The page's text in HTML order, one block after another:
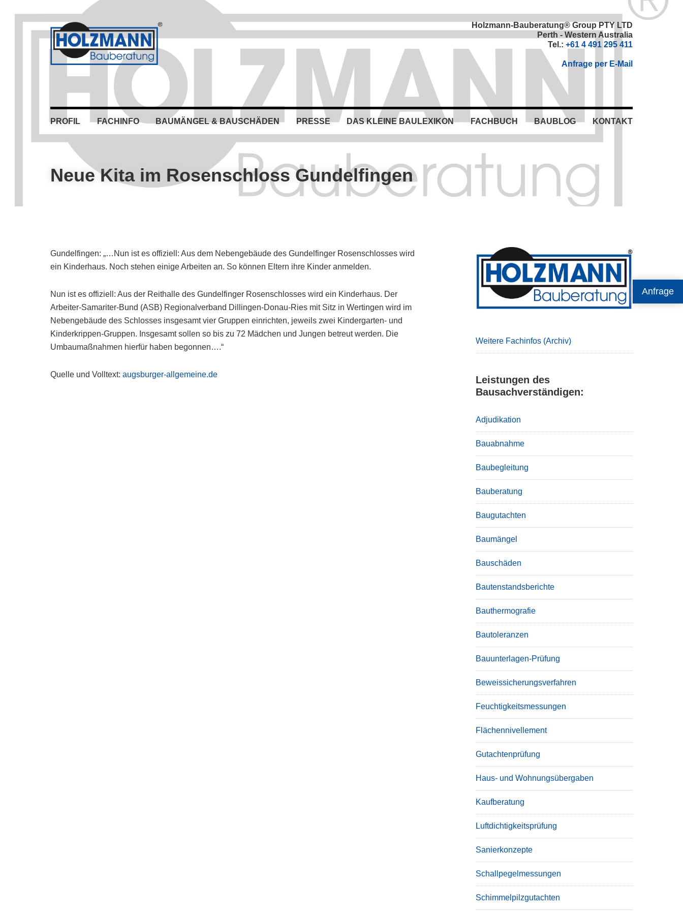
Anfrage
Holzmann-Bauberatung® Group PTY LTD
Perth - Western Australia
Tel.: +61 4 491 295 411
Anfrage per E-Mail
PROFIL FACHINFO BAUMÄNGEL & BAUSCHÄDEN PRESSE DAS KLEINE BAULEXIKON FACHBUCH BAUBLOG KONTAKT
Neue Kita im Rosenschloss Gundelfingen
Gundelfingen: „…Nun ist es offiziell: Aus dem Nebengebäude des Gundelfinger Rosenschlosses wird
ein Kinderhaus. Noch stehen einige Arbeiten an. So können Eltern ihre Kinder anmelden.
Nun ist es offiziell: Aus der Reithalle des Gundelfinger Rosenschlosses wird ein Kinderhaus. Der
Arbeiter-Samariter-Bund (ASB) Regionalverband Dillingen-Donau-Ries mit Sitz in Wertingen wird im
Nebengebäude des Schlosses insgesamt vier Gruppen einrichten, jeweils zwei Kindergarten- und
Kinderkrippen-Gruppen. Insgesamt sollen so bis zu 72 Mädchen und Jungen betreut werden. Die
Umbaumaßnahmen hierfür haben begonnen….“
Quelle und Volltext:augsburger-allgemeine.de
Primary
Sidebar
Weitere Fachinfos (Archiv)
Leistungen des
Bausachverständigen:
Adjudikation
Bauabnahme
Baubegleitung
Bauberatung
Baugutachten
Baumängel
Bauschäden
Bautenstandsberichte
Bauthermografie
Bautoleranzen
Bauunterlagen-Prüfung
Beweissicherungsverfahren
Feuchtigkeitsmessungen
Flächennivellement
Gutachtenprüfung
Haus- und Wohnungsübergaben
Kaufberatung
Luftdichtigkeitsprüfung
Sanierkonzepte
Schallpegelmessungen
Schimmelpilzgutachten